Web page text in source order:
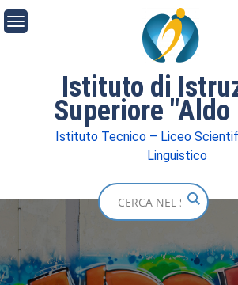
Istituto di
Superiore "Aldo
Istituto Tecnico – Liceo
Linguistico